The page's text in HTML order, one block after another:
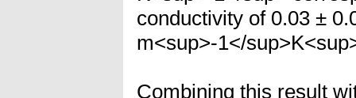
conductivity of 0.03 ±
m<sup>-1</
Combining this result